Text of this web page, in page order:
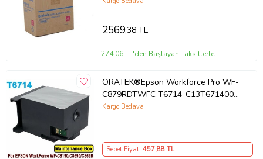
2569,38 TL
274,06 TL'den Başlayan Taksitlerle
ORATEK®Epson Workforce Pro WF-
C879RDTWFC T6714-C13T671400
Muadil Atık Kutusu Bakım Tankı
Kargo Bedava
Sepet Fiyatı 457,88 TL